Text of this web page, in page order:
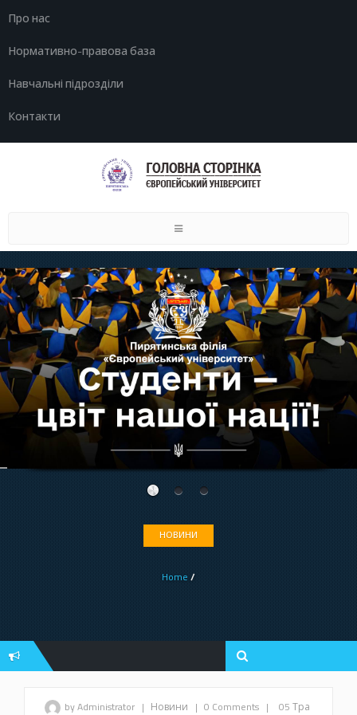
Про нас
Нормативно-правова база
Навчальні підрозділи
Контакти
Toggle
НОВИНИ
Home /
by Administrator | Новини | 0 Comments |
05 Тра